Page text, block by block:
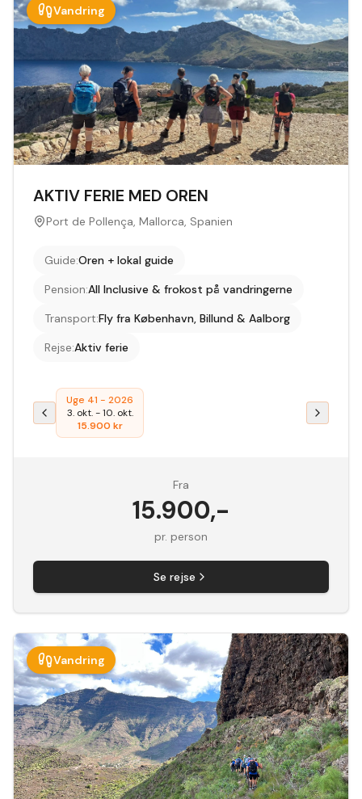
Vandring
AKTIV FERIE MED OREN
Port de Pollença, Mallorca, Spanien
Guide:Oren + lokal guide
Pension:All Inclusive & frokost på vandringerne
Transport:Fly fra København, Billund & Aalborg
Rejse:Aktiv ferie
Uge 41 - 2026
3. okt.-10. okt.
15.900 kr
Fra
15.900,-
pr. person
Se rejse
Vandring